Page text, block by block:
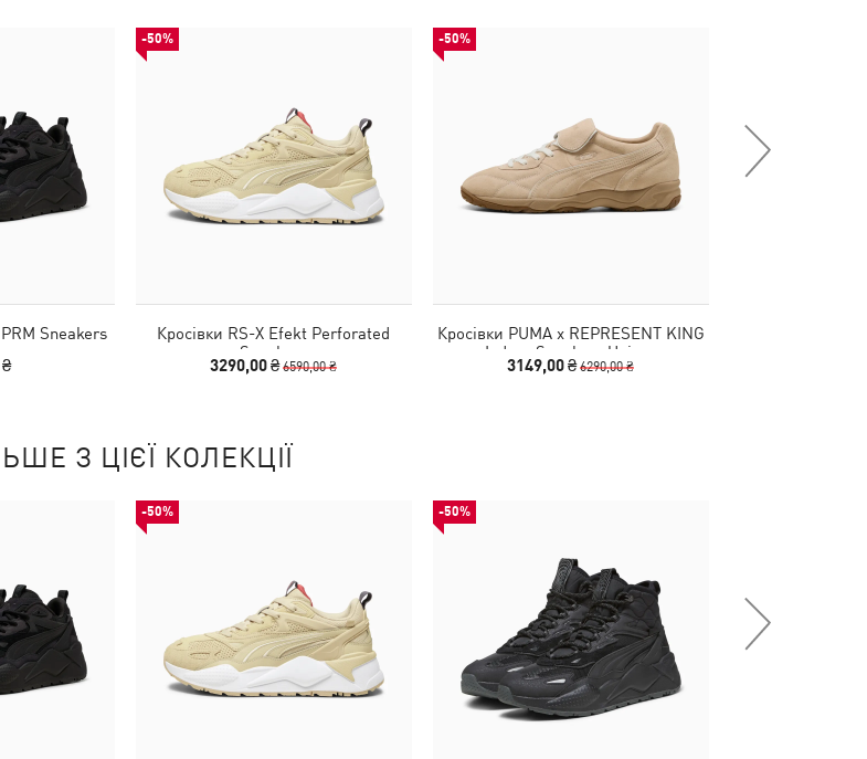
Sneakers
-50%
Кросівки RS-X Efekt Perforated
Sneakers
3290,00 ₴6590,00 ₴
-50%
Кросівки PUMA x REPRESENT KING
Indoor Sneakers Unisex
3149,00 ₴6290,00 ₴
З ЦІЄЇ КОЛЕКЦІЇ
-50% -50%